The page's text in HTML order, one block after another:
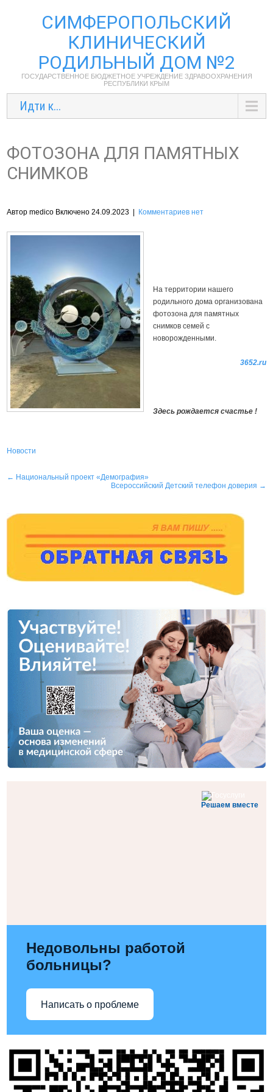
СИМФЕРОПОЛЬСКИЙ
КЛИНИЧЕСКИЙ
РОДИЛЬНЫЙ ДОМ №2
ГОСУДАРСТВЕННОЕ БЮДЖЕТНОЕ УЧРЕЖДЕНИЕ ЗДРАВООХРАНЕНИЯ
РЕСПУБЛИКИ КРЫМ
Идти к...
ФОТОЗОНА ДЛЯ ПАМЯТНЫХ
СНИМКОВ
Автор medico Включено 24.09.2023 Комментариев нет
На территории нашего
родильного дома организована
фотозона для памятных
снимков семей с
новорожденными.
3652.ru
Здесь рождается счастье !
Новости
Навигация
записям
← Национальный проект «Демография»
Всероссийский Детский телефон доверия →
Решаем вместе
Недовольны работой
больницы?
Написать о проблеме